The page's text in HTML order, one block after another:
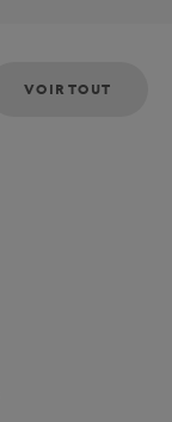
VOIR TOUT